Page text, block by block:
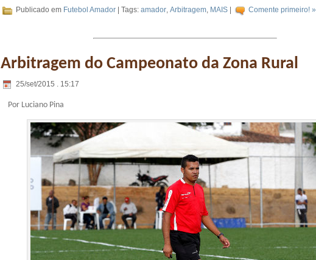
Publicado em Futebol Amador | Tags: amador, Arbitragem, MAIS Comente primeiro! »
Arbitragem do Campeonato da Zona Rural
25/set/2015 . 15:17
Por Luciano Pina